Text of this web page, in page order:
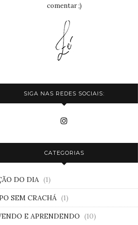
comentar ;)
SIGA NAS REDES SOCIAIS:
CATEGORIAS
DO DIA (1)
SEM CRACHÁ (1)
E APRENDENDO (10)